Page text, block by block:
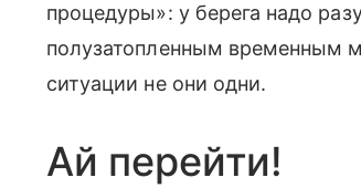
процедуры»: у берега надо
полузатопленным временным
ситуации не они одни.
Ай перейти!